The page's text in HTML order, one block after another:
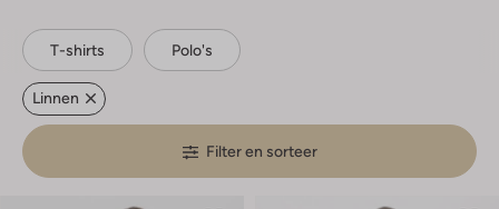
T-shirts Polo's
Linnen
Filter en sorteer